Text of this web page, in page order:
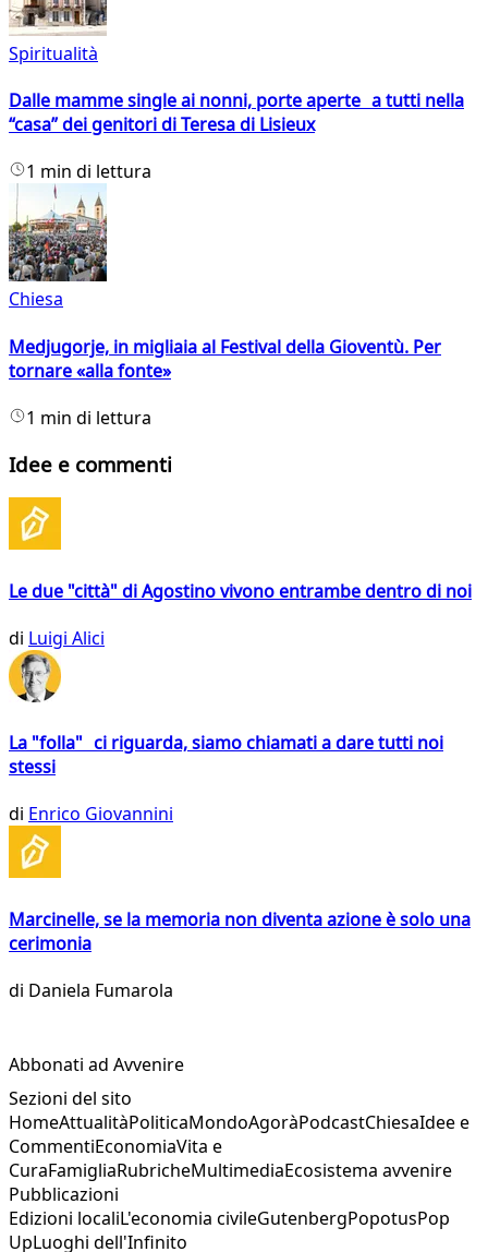
Spiritualità
Dalle mamme single ai nonni, porte aperte a tutti nella
“casa” dei genitori di Teresa di Lisieux
1 min di lettura
Chiesa
Medjugorje, in migliaia al Festival della Gioventù. Per
tornare «alla fonte»
1 min di lettura
Idee e commenti
Le due "città" di Agostino vivono entrambe dentro di noi
di Luigi Alici
La "folla" ci riguarda, siamo chiamati a dare tutti noi
stessi
di Enrico Giovannini
Marcinelle, se la memoria non diventa azione è solo una
cerimonia
di Daniela Fumarola
Abbonati ad Avvenire
Sezioni del sito
HomeAttualitàPoliticaMondoAgoràPodcastChiesaIdee e
CommentiEconomiaVita e
CuraFamigliaRubricheMultimediaEcosistema avvenire
Pubblicazioni
Edizioni localiL'economia civileGutenbergPopotusPop
UpLuoghi dell'Infinito